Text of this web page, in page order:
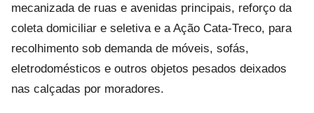
mecanizada de ruas e avenidas principais, reforço da
coleta domiciliar e seletiva e a Ação Cata-Treco, para
recolhimento sob demanda de móveis, sofás,
eletrodomésticos e outros objetos pesados deixados
nas calçadas por moradores.